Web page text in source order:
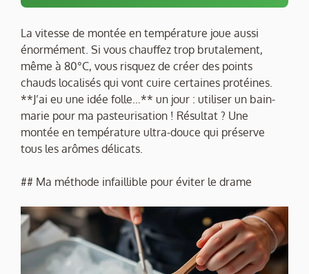
La vitesse de montée en température joue aussi
énormément. Si vous chauffez trop brutalement,
même à 80°C, vous risquez de créer des points
chauds localisés qui vont cuire certaines protéines.
**J’ai eu une idée folle…** un jour : utiliser un bain-
marie pour ma pasteurisation ! Résultat ? Une
montée en température ultra-douce qui préserve
tous les arômes délicats.
## Ma méthode infaillible pour éviter le drame